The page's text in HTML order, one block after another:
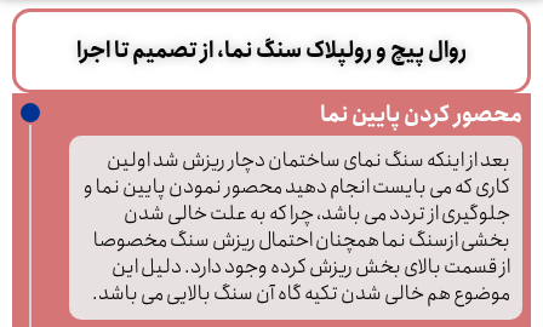
روال پیچ و رولپلاک سنگ نما، از تصمیم تا اجرا
محصور کردن پایین نما
بعد از اینکه سنگ نمای ساختمان دچار ریزش شد اولین
کاری که می بایست انجام دهید محصور نمودن پایین نما و
جلوگیری از تردد می باشد، چرا که به علت خالی شدن
بخشی ازسنگ نما همچنان احتمال ریزش سنگ مخصوصا
از قسمت بالای بخش ریزش کرده وجود دارد. دلیل این
موضوع هم خالی شدن تکیه گاه آن سنگ بالایی می باشد.